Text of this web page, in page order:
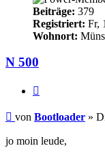
Beiträge: 379
Registriert: Fr,
Wohnort:
N 500
Beitrag
von Bootloader »
jo moin leude,